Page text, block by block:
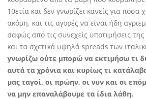
10ετία και δεν γνωρίζει κανείς για πόσα
ακόμη, και τις αγορές να είναι ήδη
σαφώς από τις συνεχείς υποτιμήσεις της
και τα σχετικά υψηλά spreads των
γνωρίζω ούτε μπορώ να εκτιμήσω τι
αυτά τα χρόνια και κυρίως τι
μας ταγοί, οι πρώην, οι νυν και οι
να μην επαναλάβουμε τα ίδια λάθη.